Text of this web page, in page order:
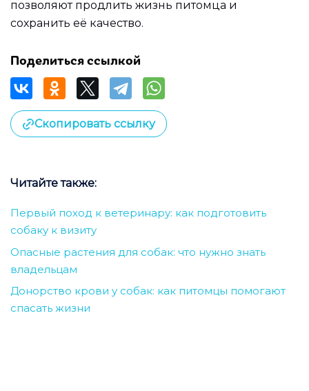
позволяют продлить жизнь питомца и
сохранить её качество.
Поделиться ссылкой
Скопировать ссылку
Читайте также:
Первый поход к ветеринару: как подготовить
собаку к визиту
Опасные растения для собак: что нужно знать
владельцам
Донорство крови у собак: как питомцы помогают
спасать жизни